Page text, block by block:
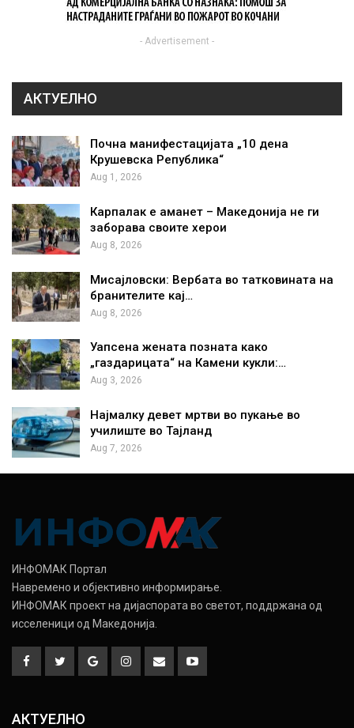
- Advertisement -
АКТУЕЛНО
Почна манифестацијата „10 дена
Крушевска Република“
Aug 1, 2026
Карпалак е аманет – Македонија не ги
заборава своите херои
Aug 8, 2026
Мисајловски: Вербата во татковината на
бранителите кај…
Aug 8, 2026
Уапсена жената позната како
„газдарицата“ на Камени кукли:…
Aug 3, 2026
Најмалку девет мртви во пукање во
училиште во Тајланд
Aug 7, 2026
ИНФОМАК Портал
Навремено и објективно информирање.
ИНФОМАК проект на дијаспората во светот, поддржана од
исселеници од Македонија.
АКТУЕЛНО